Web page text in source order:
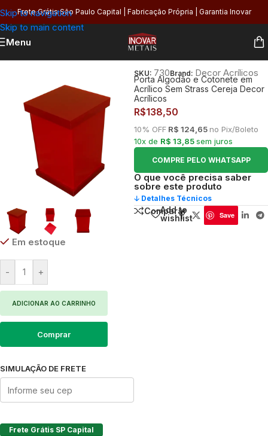
Skip to navigation
Skip to main content
Frete Grátis São Paulo Capital | Fabricação Própria | Garantia Inovar
Menu
Em estoque
- +
ADICIONAR AO CARRINHO
Comprar
SIMULAÇÃO DE FRETE
Frete Grátis SP Capital
SKU: 730Brand: Decor Acrílicos
Porta Algodão e Cotonete em
Acrílico Sem Strass Cereja Decor
Acrílicos
R$138,50
10% OFF R$ 124,65 no Pix/Boleto
10x de R$ 13,85sem juros
COMPRE PELO WHATSAPP
O que você precisa saber
sobre este produto
🡣 Detalhes Técnicos
Comparar
Add to
wishlist
Save